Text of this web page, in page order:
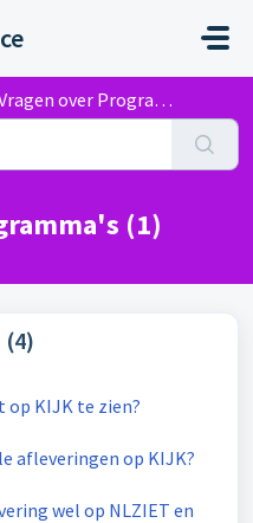
over Programma's
(1)
(4)
op KIJK te zien?
afleveringen op KIJK?
wel op NLZIET en